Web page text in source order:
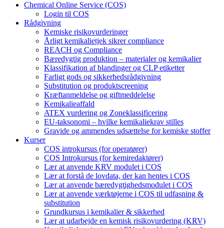
Chemical Online Service (COS)
Login til COS
Rådgivning
Kemiske risikovurderinger
Årligt kemikalietjek sikrer compliance
REACH og Compliance
Bæredygtig produktion – materialer og kemikalier
Klassifikation af blandinger og CLP etiketter
Farligt gods og sikkerhedsrådgivning
Substitution og produktscreening
Kræftanmeldelse og giftmeddelelse
Kemikalieaffald
ATEX vurdering og Zoneklassificering
EU-taksonomi – hvilke kemikaliekrav stilles
Gravide og ammendes udsættelse for kemiske stoffer
Kurser
COS introkursus (for operatører)
COS Introkursus (for kemiredaktører)
Lær at anvende KRV modulet i COS
Lær at forstå de lovdata, der kan hentes i COS
Lær at anvende bæredygtighedsmodulet i COS
Lær at anvende værktøjerne i COS til udfasning &
substitution
Grundkursus i kemikalier & sikkerhed
Lær at udarbejde en kemisk risikovurdering (KRV)